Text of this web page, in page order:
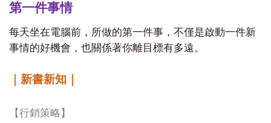
第一件事情
每天坐在電腦前，所做的第一件事，不僅是啟動一件新
事情的好機會，也關係著你離目標有多遠。
｜新書新知｜
【行銷策略】